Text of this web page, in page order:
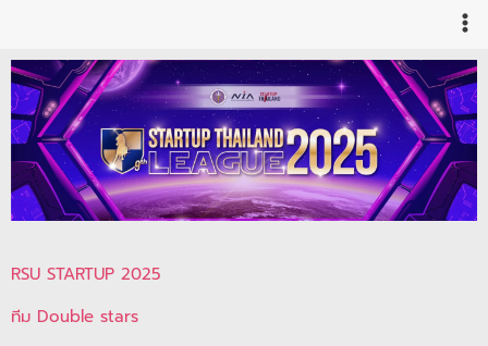
content
RSU STARTUP 2025
ทีม Double stars